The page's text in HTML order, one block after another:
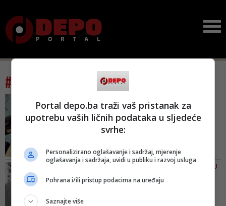
#tag: mate boban
DIOBE BIH POČETKOM
DEVEDESETIH
d...
U siječnju 1992. godine Tuđman
Nikolom Koljevićem, srpskim
JOZO PAVKOVIĆ/ JEDINO SE U
BIH FILMOVIMA RATUJE
Portal depo.ba traži vaš pristanak za
upotrebu vaših ličnih podataka u sljedeće
svrhe:
Personalizirano oglašavanje i sadržaj, mjerenje
oglašavanja i sadržaja, uvidi u publiku i razvoj usluga
Pohrana i/ili pristup podacima na uređaju
Saznajte više